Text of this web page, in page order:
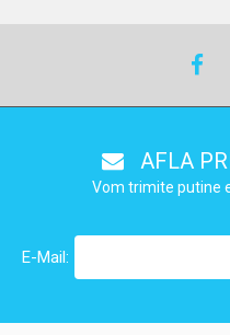
AFLA
Vom trimite putine
E-Mail: